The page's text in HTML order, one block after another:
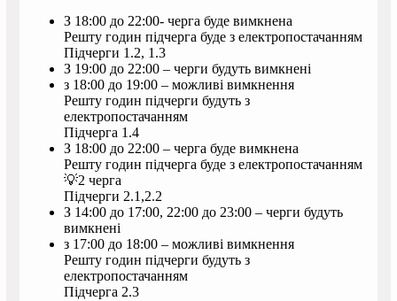
З 18:00 до 22:00- черга буде вимкнена
Решту годин підчерга буде з електропостачанням
Підчерги 1.2, 1.3
З 19:00 до 22:00 – черги будуть вимкнені
з 18:00 до 19:00 – можливі вимкнення
Решту годин підчерги будуть з
електропостачанням
Підчерга 1.4
З 18:00 до 22:00 – черга буде вимкнена
Решту годин підчерга буде з електропостачанням
💡2 черга
Підчерги 2.1,2.2
З 14:00 до 17:00, 22:00 до 23:00 – черги будуть
вимкнені
з 17:00 до 18:00 – можливі вимкнення
Решту годин підчерги будуть з
електропостачанням
Підчерга 2.3